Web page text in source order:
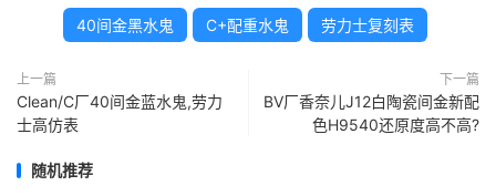
40间金黑水鬼 C+配重水鬼 劳力士复刻表
上一篇
Clean/C厂40间金蓝水鬼,劳力
士高仿表
下一篇
BV厂香奈儿J12白陶瓷间金新配
色H9540还原度高不高?
随机推荐